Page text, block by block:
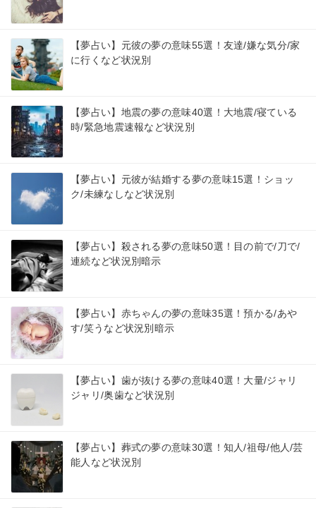
【夢占い】元彼の夢の意味55選！友達/嫌な気分/家
に行くなど状況別
【夢占い】地震の夢の意味40選！大地震/寝ている
時/緊急地震速報など状況別
【夢占い】元彼が結婚する夢の意味15選！ショッ
ク/未練なしなど状況別
【夢占い】殺される夢の意味50選！目の前で/刀で/
連続など状況別暗示
【夢占い】赤ちゃんの夢の意味35選！預かる/あや
す/笑うなど状況別暗示
【夢占い】歯が抜ける夢の意味40選！大量/ジャリ
ジャリ/奥歯など状況別
【夢占い】葬式の夢の意味30選！知人/祖母/他人/芸
能人など状況別